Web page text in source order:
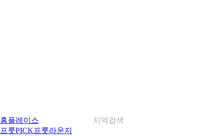
홈플레이스
프룻PICK프룻라운지
지역검색